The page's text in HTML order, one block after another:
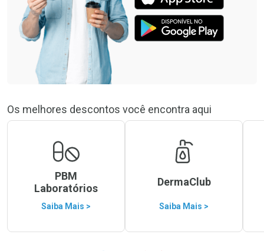
Os melhores descontos você encontra aqui
PBM
Laboratórios
Saiba Mais >
DermaClub
Saiba Mais >